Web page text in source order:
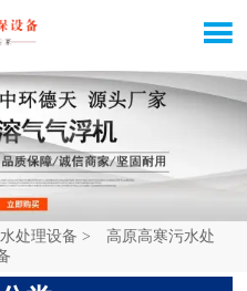

处理设备 >
高原高寒污水处